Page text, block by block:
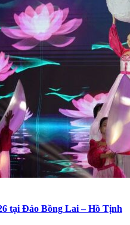
tại Đảo Bồng Lai – Hồ Tịnh